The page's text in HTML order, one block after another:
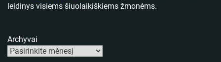
leidinys visiems šiuolaikiškiems žmonėms.
Archyvai